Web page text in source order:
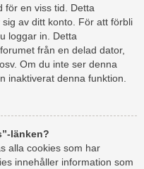
för en viss tid. Detta
av ditt konto. För att förbli
loggar in. Detta
från en delad dator,
Om du inte ser denna
inaktiverat denna funktion.
länken?
alla cookies som har
innehåller information som